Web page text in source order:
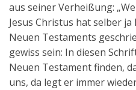
aus seiner Verheißung:
Jesus Christus hat selber
Neuen Testaments
gewiss sein: In diesen
Neuen Testament finden,
uns, da legt er immer